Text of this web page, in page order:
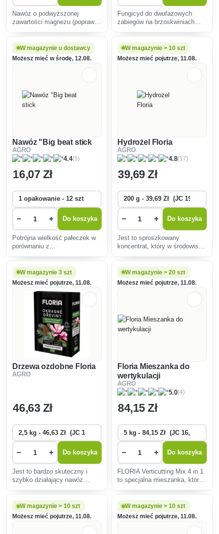
Nawóz o podwyższonej
zawartości magnezu (poprawia
roślinnych).
Fungicyd do dwufazowych
zabiegów na brzoskwiniach
W magazynie u dostawcy
Możesz mieć w środę, 12.08.
Nawóz "Big beat stick
AGRO
4.4(5)
16,07 Zł
− + Do koszyka
Potrójna wielkość pałeczek w
porównaniu z
ogranicza występowanie
szkodników ssących, a tym
poniżej progu szkodliwo�
W magazynie > 10 szt
Możesz mieć pojutrze, 11.08.
Hydrożel Floria
AGRO
4.8(17)
39,69 Zł
− + Do koszyka
Jest to sproszkowany
koncentrat, który w środowisku
250 razy wodę i po pokryciu
wodą dostarczają ją do korzeni
W magazynie 3 szt
Możesz mieć pojutrze, 11.08.
Drzewa ozdobne Floria
AGRO
46,63 Zł
− + Do koszyka
Jest to bardzo skuteczny i
szybko działający nawóz
pokarmowych dla krzewów
ozdobnych, drzew, żywopłotów
W magazynie > 20 szt
Możesz mieć pojutrze, 11.08.
Floria Mieszanka do
wertykulacji
AGRO
5.0(4)
84,15 Zł
− + Do koszyka
FLORIA Verticutting Mix 4 in 1
to specjalna mieszanka, która
trawnika.
W magazynie > 10 szt
Możesz mieć pojutrze, 11.08.
W magazynie > 10 szt
Możesz mieć pojutrze, 11.08.